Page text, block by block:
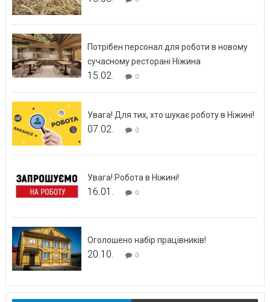
Потрібен персонал для роботи в новому
сучасному ресторані Ніжина
15.02. 0
Увага! Для тих, хто шукає роботу в Ніжині!
07.02. 0
Увага! Робота в Ніжині!
16.01. 0
Оголошено набір працівників!
20.10. 0